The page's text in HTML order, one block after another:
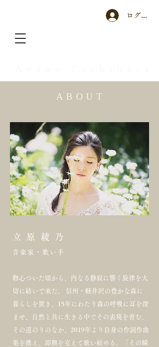
ログイン
A B O U T
立 原 綾 乃
音楽家・歌い手
物心ついた頃から、内なる静寂に響く旋律を大
切に紡いで来た。 信州・軽井沢の豊かな森に
暮らしを置き、15年にわたり森の呼吸に耳を澄
ませ、自然と共に生きる中でその表現を育む。
その道のりのなか、2019年より自身の作詞作曲
集を携え、即興を交えて歌い始める。「その瞬